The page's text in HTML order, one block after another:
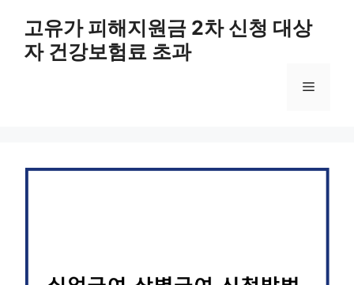
고유가 피해지원금 2차 신청 대상
자 건강보험료 초과
메